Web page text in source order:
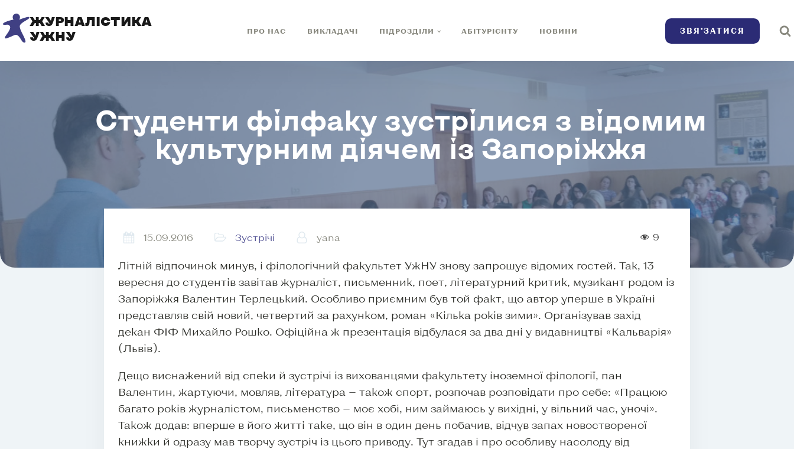
ЖУРНАЛІСТИКА
УЖНУ
ПРО НАС ВИКЛАДАЧІ ПІДРОЗДІЛИ АБІТУРІЄНТУ НОВИНИ ЗВЯ’ЗАТИСЯ
Студенти філфаку зустрілися з відомим
культурним діячем із Запоріжжя
15.09.2016 Зустрічі yana 9
Літній відпочинок минув, і філологічний факультет УжНУ знову запрошує відомих гостей. Так, 13
вересня до студентів завітав журналіст, письменник, поет, літературний критик, музикант родом із
Запоріжжя Валентин Терлецький. Особливо приємним був той факт, що автор уперше в Україні
представляв свій новий, четвертий за рахунком, роман «Кілька років зими». Організував захід
декан ФІФ Михайло Рошко. Офіційна ж презентація відбулася за два дні у видавництві «Кальварія»
(Львів).
Дещо виснажений від спеки й зустрічі із вихованцями факультету іноземної філології, пан
Валентин, жартуючи, мовляв, література — також спорт, розпочав розповідати про себе: «Працюю
багато років журналістом, письменство — моє хобі, ним займаюсь у вихідні, у вільний час, уночі».
Також додав: вперше в його житті таке, що він в один день побачив, відчув запах новоствореної
книжки й одразу мав творчу зустріч із цього приводу. Тут згадав і про особливу насолоду від